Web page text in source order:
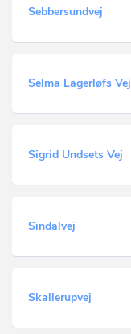
Sebbersundvej
Selma Lagerløfs Vej
Sigrid Undsets Vej
Sindalvej
Skallerupvej